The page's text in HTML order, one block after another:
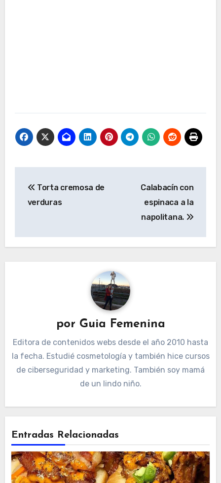
de
Torta cremosa de
verduras
Calabacín con
espinaca a la
napolitana.
por Guia Femenina
Editora de contenidos webs desde el año 2010 hasta
la fecha. Estudié cosmetología y también hice cursos
de ciberseguridad y marketing. También soy mamá
de un lindo niño.
Entradas Relacionadas